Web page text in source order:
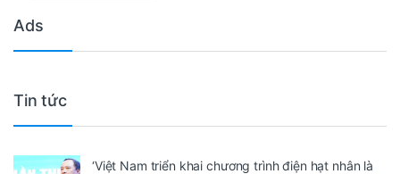
Ads
Tin tức
‘Việt Nam triển khai chương trình điện hạt nhân là